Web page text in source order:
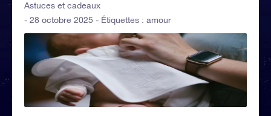
Astuces et cadeaux
- 28 octobre 2025 - Étiquettes : amour